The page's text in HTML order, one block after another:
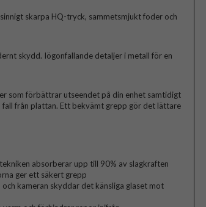
skarpa HQ-tryck, sammetsmjukt foder och
skydd. Iögonfallande detaljer i metall för en
som förbättrar utseendet på din enhet samtidigt
från plattan. Ett bekvämt grepp gör det lättare
absorberar upp till 90% av slagkraften
ger ett säkert grepp
kameran skyddar det känsliga glaset mot